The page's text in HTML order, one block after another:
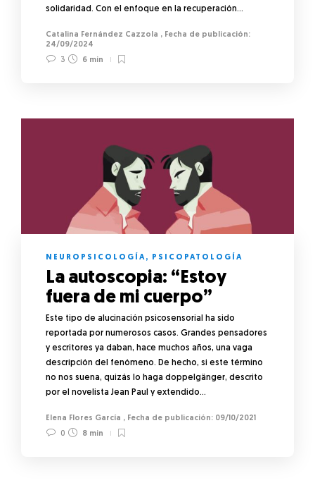
solidaridad. Con el enfoque en la recuperación…
Catalina Fernández Cazzola ,
24/09/2024
3
6 min
NEUROPSICOLOGÍA, PSICOPATOLOGÍA
La autoscopia: “Estoy
fuera de mi cuerpo”
Este tipo de alucinación psicosensorial ha sido
reportada por numerosos casos. Grandes pensadores
y escritores ya daban, hace muchos años, una vaga
descripción del fenómeno. De hecho, si este término
no nos suena, quizás lo haga doppelgänger, descrito
por el novelista Jean Paul y extendido…
Elena Flores García ,
09/10/2021
0
8 min